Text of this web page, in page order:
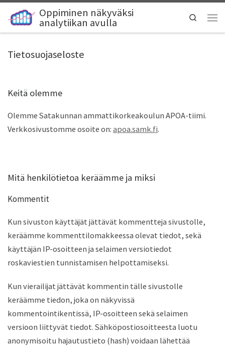
Oppiminen näkyväksi
analytiikan avulla Search
Tietosuojaseloste
Keitä olemme
Olemme Satakunnan ammattikorkeakoulun APOA-tiimi.
Verkkosivustomme osoite on: apoa.samk.fi.
Mitä henkilötietoa keräämme ja miksi
Kommentit
Kun sivuston käyttäjät jättävät kommentteja sivustolle,
keräämme kommenttilomakkeessa olevat tiedot, sekä
käyttäjän IP-osoitteen ja selaimen versiotiedot
roskaviestien tunnistamisen helpottamiseksi.
Kun vierailijat jättävät kommentin tälle sivustolle
keräämme tiedon, joka on näkyvissä
kommentointikentissä, IP-osoitteen sekä selaimen
versioon liittyvät tiedot. Sähköpostiosoitteesta luotu
anonymisoitu hajautustieto (hash) voidaan lähettää